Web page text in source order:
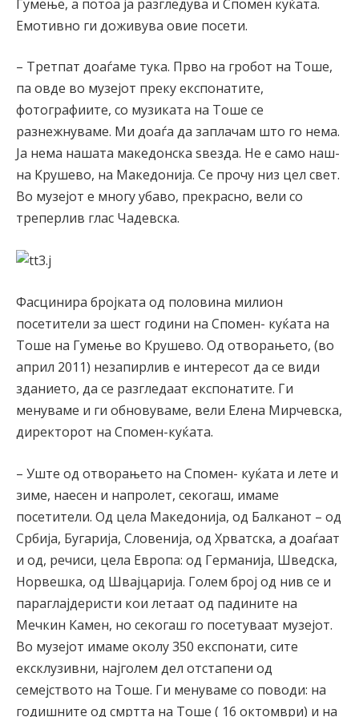
Гумење, а потоа ја разгледува и Спомен куќата.
Емотивно ги доживува овие посети.
– Третпат доаѓаме тука. Прво на гробот на Тоше,
па овде во музејот преку експонатите,
фотографиите, со музиката на Тоше се
разнежнуваме. Ми доаѓа да заплачам што го нема.
Ја нема нашата македонска ѕвезда. Не е само наш-
на Крушево, на Македонија. Се прочу низ цел свет.
Во музејот е многу убаво, прекрасно, вели со
треперлив глас Чадевска.
Фасцинира бројката од половина милион
посетители за шест години на Спомен- куќата на
Тоше на Гумење во Крушево. Од отворањето, (во
април 2011) незапирлив е интересот да се види
зданието, да се разгледаат експонатите. Ги
менуваме и ги обновуваме, вели Елена Мирчевска,
директорот на Спомен-куќата.
– Уште од отворањето на Спомен- куќата и лете и
зиме, наесен и напролет, секогаш, имаме
посетители. Од цела Македонија, од Балканот – од
Србија, Бугарија, Словенија, од Хрватска, а доаѓаат
и од, речиси, цела Европа: од Германија, Шведска,
Норвешка, од Швајцарија. Голем број од нив се и
параглајдеристи кои летаат од падините на
Мечкин Камен, но секогаш го посетуваат музејот.
Во музејот имаме околу 350 експонати, сите
ексклузивни, најголем дел отстапени од
семејството на Тоше. Ги менуваме со поводи: на
годишните од смртта на Тоше ( 16 октомври) и на